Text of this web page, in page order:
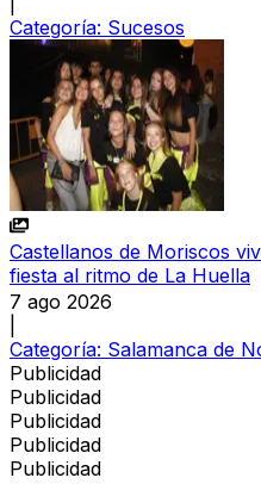
Categoría: Sucesos
Castellanos de Moriscos
fiesta al ritmo de La Huella
7 ago 2026
Categoría: Salamanca de
Publicidad
Publicidad
Publicidad
Publicidad
Publicidad